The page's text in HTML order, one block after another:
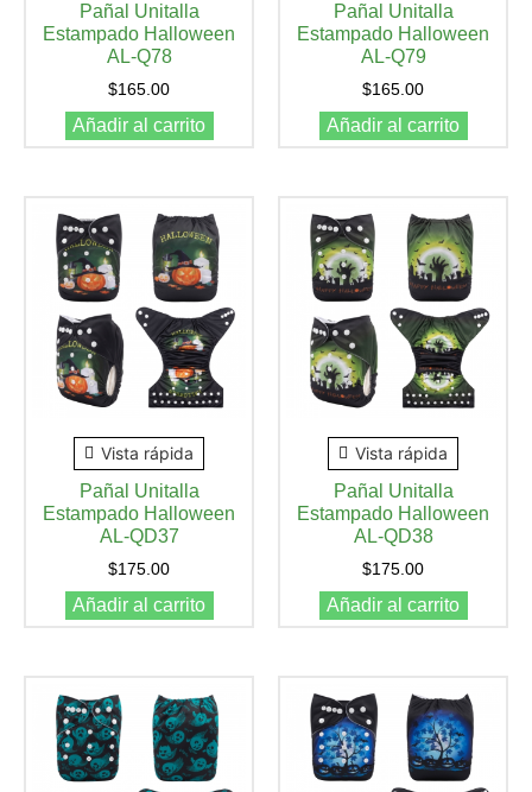
Pañal Unitalla
Estampado Halloween
AL-Q78
$165.00
Añadir al carrito
Pañal Unitalla
Estampado Halloween
AL-Q79
$165.00
Añadir al carrito
Vista rápida
Pañal Unitalla
Estampado Halloween
AL-QD37
$175.00
Añadir al carrito
Vista rápida
Pañal Unitalla
Estampado Halloween
AL-QD38
$175.00
Añadir al carrito